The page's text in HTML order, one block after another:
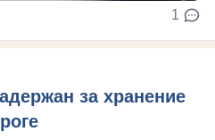
1
за хранение